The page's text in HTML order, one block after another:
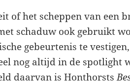
of het scheppen van een
schaduw ook gebruikt
gebeurtenis te
nog altijd in de spotlight
daarvan is Honthorsts